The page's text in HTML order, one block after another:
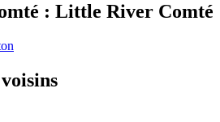
: Little River Comté